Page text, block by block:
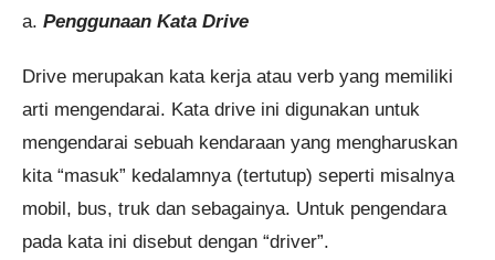
a. Penggunaan Kata Drive
Drive merupakan kata kerja atau verb yang memiliki
arti mengendarai. Kata drive ini digunakan untuk
mengendarai sebuah kendaraan yang mengharuskan
kita “masuk” kedalamnya (tertutup) seperti misalnya
mobil, bus, truk dan sebagainya. Untuk pengendara
pada kata ini disebut dengan “driver”.